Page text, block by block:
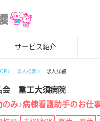
サービス紹介
求人検索 求人詳細
会 重工大須病院
のみ♪病棟看護助手のお仕